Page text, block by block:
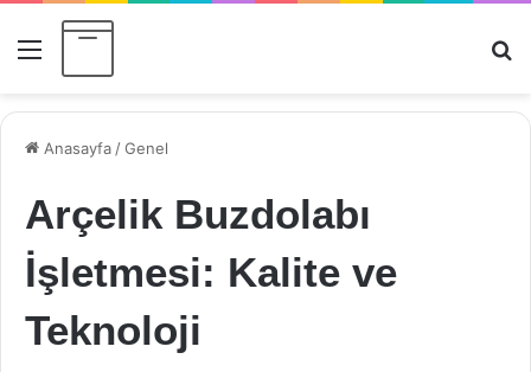
Menü
Anasayfa /Genel
Arçelik Buzdolabı
İşletmesi: Kalite ve
Teknoloji